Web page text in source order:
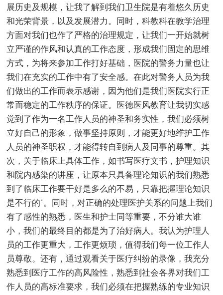
展历史及规模，让我了解到我们卫生院是有着悠久历史
和光荣背景，以及发展潜力。同时，科教科在教学治理
方面对我们也作了严格的治理规定，让我们一开始就树
立严谨的作风和认真的工作态度，形成我们固定的思维
方式，为将来参加工作打好基础，医院的警务力量也让
我们在充实的工作中有了安全感。在此对警务人员为我
们做出的工作而表示感谢，因为他们是我们医院实行正
常而稳定的工作秩序的保证。医德医风教育让我切实感
觉到了作为一名工作人员的神圣和务实性，我们必须树
立好自己的形象，做事坚持原则，才能更好地维护工作
人员的神圣职权，才能得转自到病人及同事的尊重。其
次，关于临床上具体工作，如书写医疗文书，护理知识
和院内感染的讲座，让原本只具备理论知识的我们熟悉
到了临床工作要干好是多么的不易，只靠把握理论知识
是不行的`。同时，对正确的处理医护关系的问题上我们
有了感性的熟悉，医生和护士同等重要，不分谁大谁
小，我们的最终目的都是为了治好病人。我认为护理人
员的工作更重大，工作更烦琐，值得我们每一位工作人
员尊敬。还有，通过观看关于医疗纠纷的录像，我充分
熟悉到医疗工作的高风险性，熟悉到社会各界对我们工
作人员的高标准要求，我们必须在把握熟练的专业知识